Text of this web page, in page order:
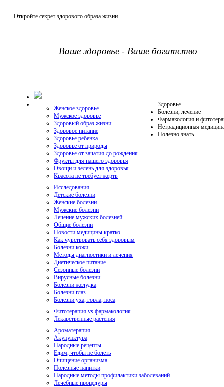
Откройте секрет здорового образа жизни ...
Ваше здоровье - Ваше богатство
Здоровье
Женское здоровье
Мужское здоровье
Здоровый образ жизни
Здоровое питание
Здоровье ребенка
Здоровье от природы
Здоровье от зачатия до рождения
Фрукты для нашего здоровья
Овощи и зелень для здоровья
Красота не требует жертв
Болезни, лечение
Исследования
Детские болезни
Женские болезни
Мужские болезни
Лечение мужских болезней
Общие болезни
Новости медицины кратко
Как чувствовать себя здоровым
Болезни кожи
Методы диагностики и лечения
Диетическое питание
Сезонные болезни
Вирусные болезни
Болезни желудка
Болезни глаз
Болезни уха, горла, носа
Фармакология и
Фитотерапия vs фармакология
Лекарственные растения
Нетрадиционная
Ароматерапия
Акупунктура
Народные рецепты
Едим, чтобы не болеть
Очищение организма
Полезные напитки
Народные методы профилактики заболеваний
Лечебные процедуры
Полезно знать